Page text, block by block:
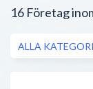
16 Företag
ALLA